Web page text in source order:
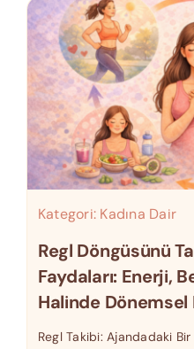
Kategori: Kadına Dair
Regl Döngüsünü
Faydaları: Enerji,
Halinde
Regl Takibi: Ajandadaki